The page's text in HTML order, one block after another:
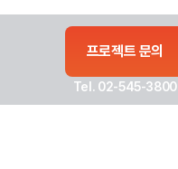
프로젝트 문의
Tel. 02-545-3800